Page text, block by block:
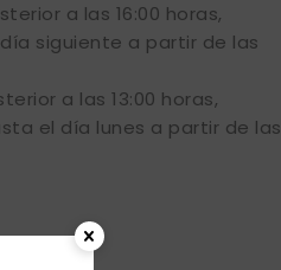
a las 16:00 horas,
siguiente a partir de las
a las 13:00 horas,
el día lunes a partir de las